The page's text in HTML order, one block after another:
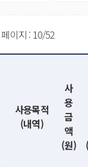
페이지 : 10/52
사용목적
(내역)
사
용
금
액
(원)